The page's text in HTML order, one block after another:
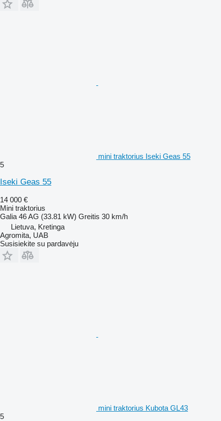
mini traktorius Iseki Geas 55
5
Iseki Geas 55
14 000 €
Mini traktorius
Galia 46 AG (33.81 kW) Greitis 30 km/h
Lietuva, Kretinga
Agromita, UAB
Susisiekite su pardavėju
mini traktorius Kubota GL43
5